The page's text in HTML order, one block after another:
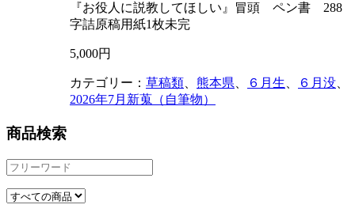
『お役人に説教してほしい』冒頭 ペン書 288
字詰原稿用紙1枚未完
5,000円
カテゴリー： 草稿類 熊本県 ６月生 ６月没
2026年7月新蒐（自筆物）
商品検索